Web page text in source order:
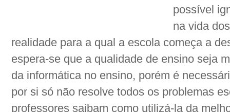
possível
na vida
realidade para a qual a escola começa a
espera-se que a qualidade de ensino seja
da informática no ensino, porém é
por si só não resolve todos os problemas
professores saibam como utilizá-la da